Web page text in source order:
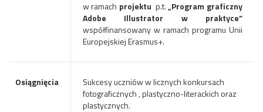
w ramach projektu p.t.„Program graficzny
Adobe Illustrator w praktyce”
współfinansowany w ramach programu Unii
Europej­skiej Erasmus+.
Osiągnięcia
Sukcesy uczniów w licznych konkursach
fotograficznych , plastyczno-literackich oraz
plastycznych.